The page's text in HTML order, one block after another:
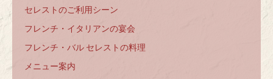
セレストのご利用シーン
フレンチ・イタリアンの宴会
フレンチ・バル セレストの料理
メニュー案内